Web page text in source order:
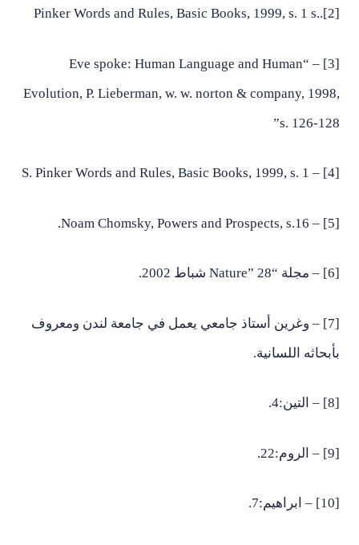
[2]..Pinker Words and Rules, Basic Books, 1999, s. 1 s
[3] – “Eve spoke: Human Language and Human
Evolution, P. Lieberman, w. w. norton & company, 1998,
s. 126-128”
[4] – S. Pinker Words and Rules, Basic Books, 1999, s. 1
[5] – Noam Chomsky, Powers and Prospects, s.16.
[6] – مجلة “Nature” 28 شباط 2002.
[7] – وغرين أستاذ جامعي يعمل في جامعة لندن ومعروف
بأبحاثه اللسانية.
[8] – التين:4.
[9] – الروم:22.
[10] – ابراهيم:7.